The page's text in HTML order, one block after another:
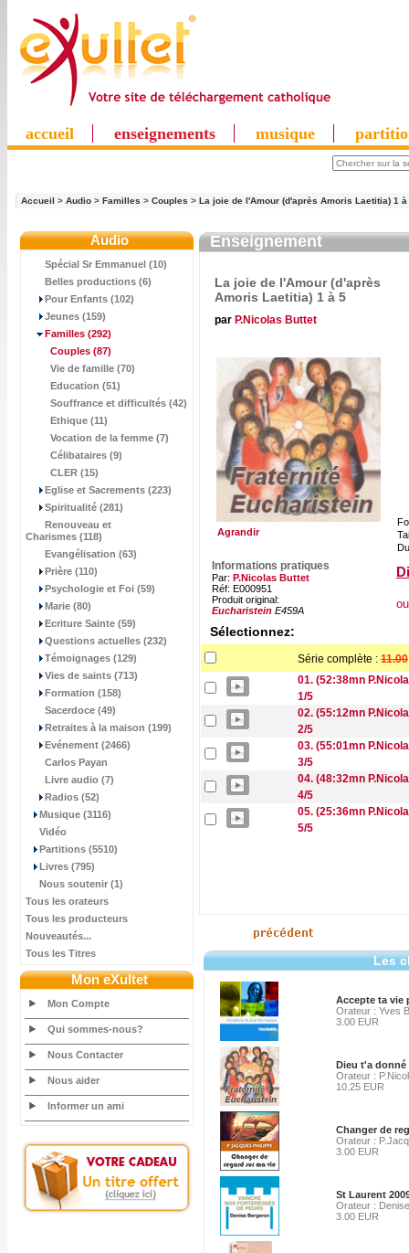
accueil enseignements musique
Accueil > Audio > Familles > Couples > La joie de l'Amour (d'après Amoris Laetitia) 1 à
Audio
Spécial Sr Emmanuel (10)
Belles productions (6)
Pour Enfants (102)
Jeunes (159)
Familles (292)
Couples (87)
Vie de famille (70)
Education (51)
Souffrance et difficultés (42)
Ethique (11)
Vocation de la femme (7)
Célibataires (9)
CLER (15)
Eglise et Sacrements (223)
Spiritualité (281)
Renouveau et
Charismes (118)
Evangélisation (63)
Prière (110)
Psychologie et Foi (59)
Marie (80)
Ecriture Sainte (59)
Questions actuelles (232)
Témoignages (129)
Vies de saints (713)
Formation (158)
Sacerdoce (49)
Retraites à la maison (199)
Evénement (2466)
Carlos Payan
Livre audio (7)
Radios (52)
Musique (3116)
Vidéo
Partitions (5510)
Livres (795)
Nous soutenir (1)
Tous les orateurs
Tous les producteurs
Nouveautés...
Tous les Titres
Mon eXultet
Mon Compte
Qui sommes-nous?
Nous Contacter
Nous aider
Informer un ami
Enseignement
La joie de l'Amour (d'après
Amoris Laetitia) 1 à 5
par P.Nicolas Buttet
Agrandir
Informations pratiques
Par: P.Nicolas Buttet
Réf: E000951
Produit original:
Eucharistein E459A
Sélectionnez:
Série complète : 11.00
01. (52:38mn
1/5
02. (55:12mn
2/5
03. (55:01mn
3/5
04. (48:32mn
4/5
05. (25:36mn
5/5
Les
Accepte ta vie
Orateur : Yves
3.00 EUR
Dieu t'a donné
Orateur :
10.25 EUR
Changer de
Orateur :
3.00 EUR
St Laurent
Orateur :
3.00 EUR